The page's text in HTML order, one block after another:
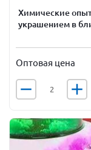
Химические
украшением в
Оптовая цена